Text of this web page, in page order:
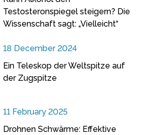
Testosteronspiegel steigern? Die
Wissenschaft sagt: „Vielleicht“
18 December 2024
Ein Teleskop der Weltspitze auf
der Zugspitze
11 February 2025
Drohnen Schwärme: Effektive